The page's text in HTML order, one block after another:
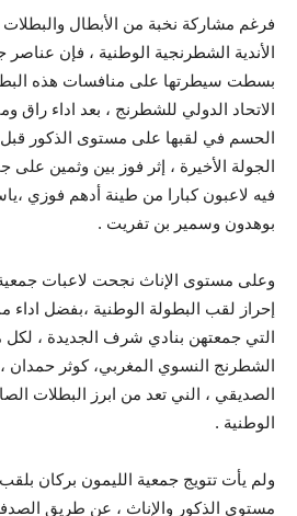
فرغم مشاركة نخبة من الأبطال
الأندية الشطرنجية الوطنية ، فإن عناصر
بسطت سيطرتها على منافسات هذه
الاتحاد الدولي للشطرنج ، بعد اداء راق
الحسم في لقبها على مستوى الذكور
الجولة الأخيرة ، إثر فوز بين وثمين
فيه لاعبون كبارا من طينة أدهم فوزي
بوهدون وسمير بن تفريت .
وعلى مستوى الإناث نجحت لاعبات
إحراز لقب البطولة الوطنية ،بفضل اداء
التي جمعتهن بنادي شرف الجديدة ، لكل
الشطرنج النسوي المغربي، كوثر حمدان
الصديقي ، الني تعد من ابرز البطلات
الوطنية .
ولم يأت تتويج جمعية الليمون بركان
مستوى الذكور والإناث ، عن طريق